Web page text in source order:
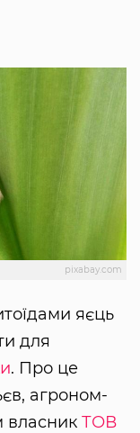
pixabay.com
яєць
для
. Про це
агроном-
власник ТОВ